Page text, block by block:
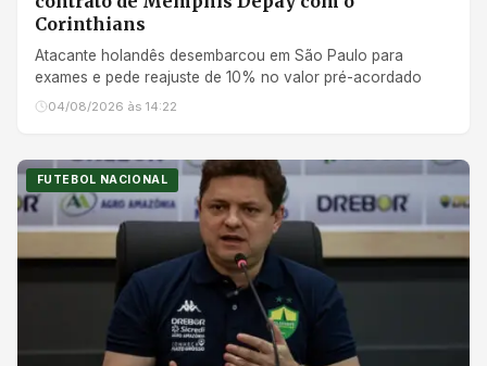
Corinthians
Atacante holandês desembarcou em São Paulo para
exames e pede reajuste de 10% no valor pré-acordado
04/08/2026 às 14:22
FUTEBOL NACIONAL